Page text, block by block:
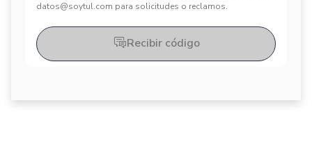
datos@soytul.com para solicitudes o reclamos.
Recibir código